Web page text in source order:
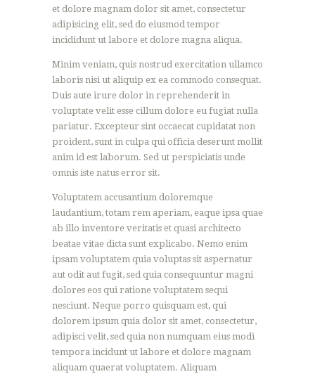
et dolore magnam dolor sit amet, consectetur
adipisicing elit, sed do eiusmod tempor
incididunt ut labore et dolore magna aliqua.
Minim veniam, quis nostrud exercitation ullamco
laboris nisi ut aliquip ex ea commodo consequat.
Duis aute irure dolor in reprehenderit in
voluptate velit esse cillum dolore eu fugiat nulla
pariatur. Excepteur sint occaecat cupidatat non
proident, sunt in culpa qui officia deserunt mollit
anim id est laborum. Sed ut perspiciatis unde
omnis iste natus error sit.
Voluptatem accusantium doloremque
laudantium, totam rem aperiam, eaque ipsa quae
ab illo inventore veritatis et quasi architecto
beatae vitae dicta sunt explicabo. Nemo enim
ipsam voluptatem quia voluptas sit aspernatur
aut odit aut fugit, sed quia consequuntur magni
dolores eos qui ratione voluptatem sequi
nesciunt. Neque porro quisquam est, qui
dolorem ipsum quia dolor sit amet, consectetur,
adipisci velit, sed quia non numquam eius modi
tempora incidunt ut labore et dolore magnam
aliquam quaerat voluptatem. Aliquam